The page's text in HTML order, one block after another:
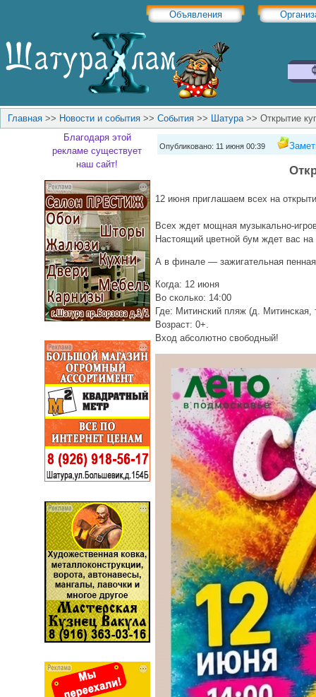
Объявления
Главная >> Новости и события >> События >> Шатура>> Открытие
Благодаря этой
рекламе существует
наш сайт!
Опубликовано: 11 июня 00:39
12 июня приглашаем всех на
Всех ждет мощная музыкально-
Настоящий цветной бум ждет вас
А в финале — зажигательная пенная
Когда: 12 июня
Во сколько: 14:00
Где: Митинский пляж (д. Митинская,
Возраст: 0+.
Вход абсолютно свободный!